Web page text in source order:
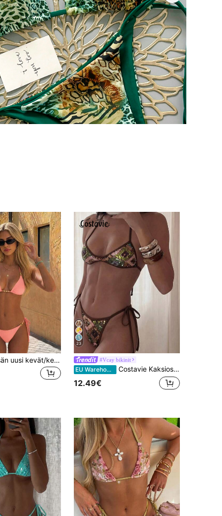
Lucky Girl kesän uusi kevät/kesä naisten rantalomauimapuku 2-osainen setti, musta, teräspallot ja nyörit
23
#Vcay bikinit
EU Warehouse Costavie Kaksiosainen paljeteilla koristeltu bandeau-bikinisetti, seksikäs stringi-uima-asu kevät-/kesärantalomalle
12.49€